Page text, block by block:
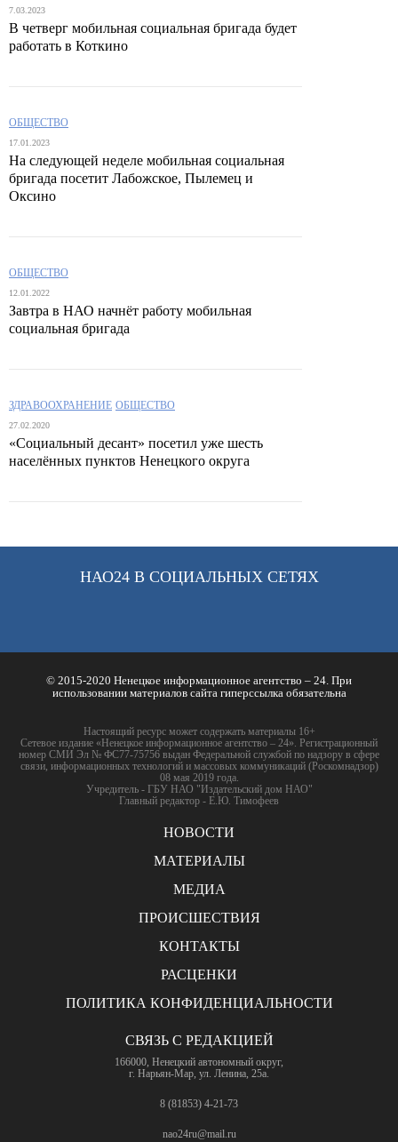
7.03.2023
В четверг мобильная социальная бригада будет
работать в Коткино
ОБЩЕСТВО
17.01.2023
На следующей неделе мобильная социальная
бригада посетит Лабожское, Пылемец и
Оксино
ОБЩЕСТВО
12.01.2022
Завтра в НАО начнёт работу мобильная
социальная бригада
ЗДРАВООХРАНЕНИЕ ОБЩЕСТВО
27.02.2020
«Социальный десант» посетил уже шесть
населённых пунктов Ненецкого округа
НАО24 В СОЦИАЛЬНЫХ СЕТЯХ
© 2015-2020 Ненецкое информационное агентство – 24. При
использовании материалов сайта гиперссылка обязательна
Настоящий ресурс может содержать материалы 16+
Сетевое издание «Ненецкое информационное агентство – 24». Регистрационный
номер СМИ Эл № ФС77-75756 выдан Федеральной службой по надзору в сфере
связи, информационных технологий и массовых коммуникаций (Роскомнадзор)
08 мая 2019 года.
Учредитель - ГБУ НАО "Издательский дом НАО"
Главный редактор - Е.Ю. Тимофеев
НОВОСТИ
МАТЕРИАЛЫ
МЕДИА
ПРОИСШЕСТВИЯ
КОНТАКТЫ
РАСЦЕНКИ
ПОЛИТИКА КОНФИДЕНЦИАЛЬНОСТИ
СВЯЗЬ С РЕДАКЦИЕЙ
166000, Ненецкий автономный округ,
г. Нарьян-Мар, ул. Ленина, 25а.
8 (81853) 4-21-73
nao24ru@mail.ru